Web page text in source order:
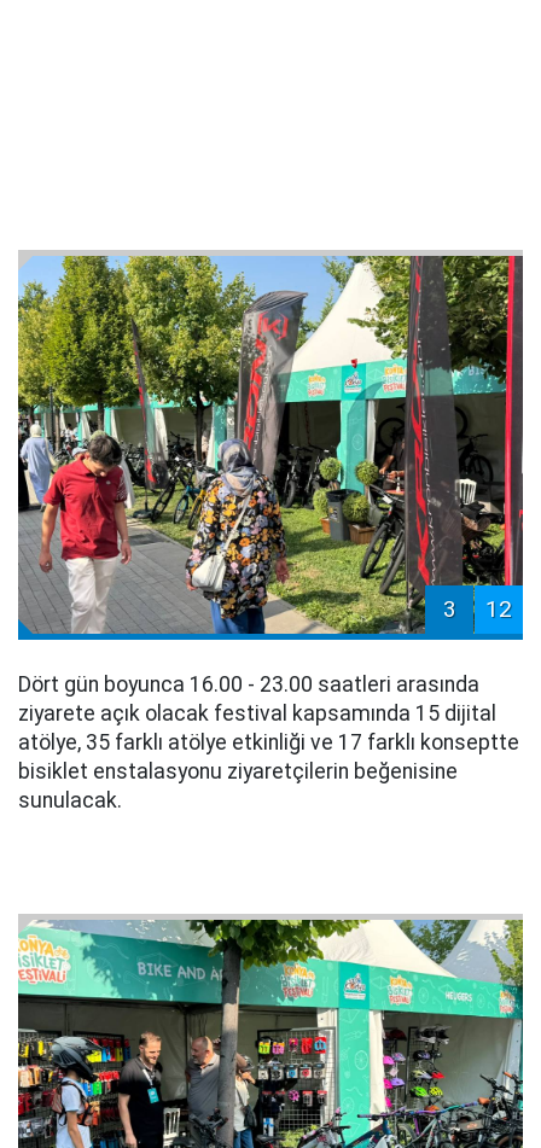
3 12
Dört gün boyunca 16.00 - 23.00 saatleri arasında
ziyarete açık olacak festival kapsamında 15 dijital
atölye, 35 farklı atölye etkinliği ve 17 farklı konseptte
bisiklet enstalasyonu ziyaretçilerin beğenisine
sunulacak.